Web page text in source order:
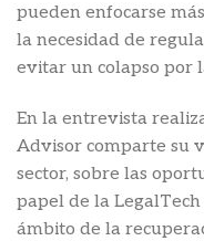
pueden enfocarse
la necesidad de
evitar un colapso por
En la entrevista
Advisor comparte su
sector, sobre las
papel de la
ámbito de la